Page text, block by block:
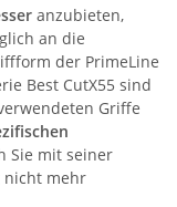
anzubieten,
an die
der PrimeLine
Best CutX55 sind
Griffe
Sie mit seiner
nicht mehr